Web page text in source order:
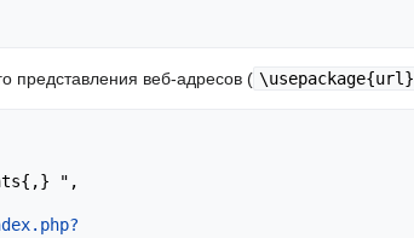
представления веб-адресов ( \usepackage{url}